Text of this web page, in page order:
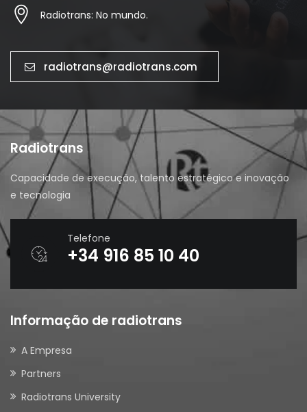
Radiotrans: No mundo.
radiotrans@radiotrans.com
Radiotrans
Capacidade de execução, talento estratégico e inovação
e tecnologia
Telefone
+34 916 85 10 40
Informação de radiotrans
A Empresa
Partners
Radiotrans University